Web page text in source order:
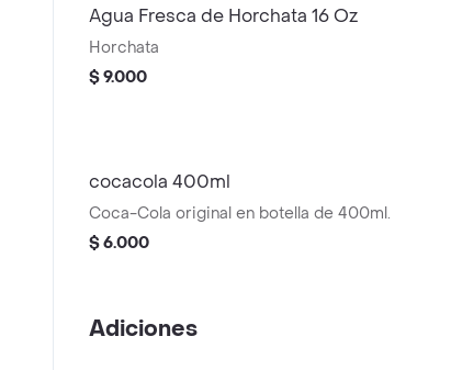
Agua Fresca de Horchata 16 Oz
Horchata
$ 9.000
cocacola 400ml
Coca-Cola original en botella de 400ml.
$ 6.000
Adiciones